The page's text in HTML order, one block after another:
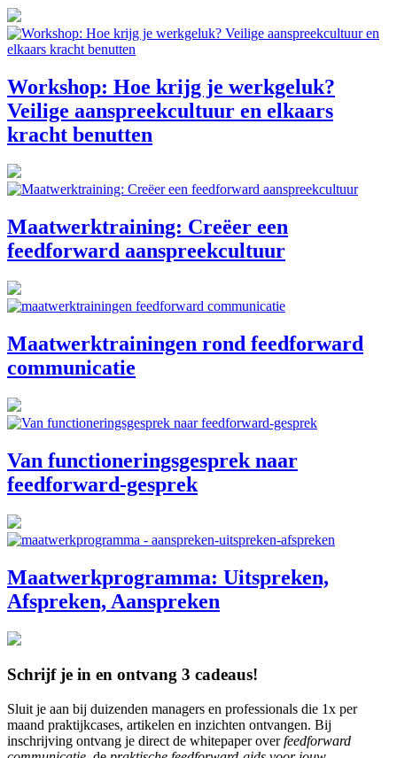
Workshop: Hoe krijg je werkgeluk?
Veilige aanspreekcultuur en elkaars
kracht benutten
Maatwerktraining: Creëer een
feedforward aanspreekcultuur
Maatwerktrainingen rond feedforward
communicatie
Van functioneringsgesprek naar
feedforward-gesprek
Maatwerkprogramma: Uitspreken,
Afspreken, Aanspreken
Schrijf je in en ontvang 3 cadeaus!
Sluit je aan bij duizenden managers en professionals die 1x per
maand praktijkcases, artikelen en inzichten ontvangen. Bij
inschrijving ontvang je direct de whitepaper overfeedforward